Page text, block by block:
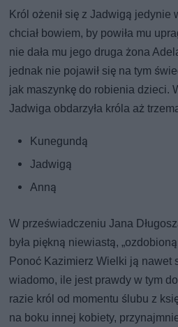
Król ożenił się z Jadwigą jedynie
chciał bowiem, by powiła mu
nie dała mu jego druga żona
jednak nie pojawił się na tym
jak maszynkę do robienia dzieci.
Jadwiga obdarzyła króla aż
Kunegundą
Jadwigą
Anną
W przeświadczeniu Jana
była piękną niewiastą,
Ponoć Kazimierz Wielki ją nawet
wiadomo, ile jest prawdy w tym
razie król od momentu ślubu z
na boku innej kobiety,